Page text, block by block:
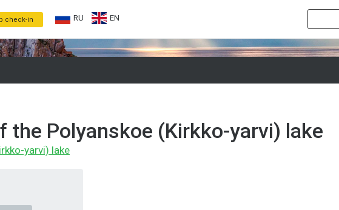
check-in RU EN
the Polyanskoe (Kirkko-yarvi) lake
yarvi) lake